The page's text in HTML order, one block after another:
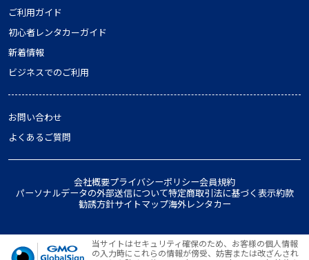
ご利用ガイド
初心者レンタカーガイド
新着情報
ビジネスでのご利用
お問い合わせ
よくあるご質問
会社概要プライバシーポリシー会員規約
パーソナルデータの外部送信について特定商取引法に基づく表示約款
勧誘方針サイトマップ海外レンタカー
当サイトはセキュリティ確保のため、お客様の個人情報
の入力時にこれらの情報が傍受、妨害または改ざんされ